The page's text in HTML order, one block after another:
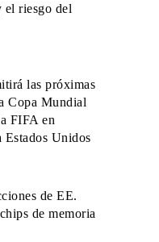
el riesgo del
las próximas
Copa Mundial
FIFA en
Estados Unidos
de EE.
de memoria